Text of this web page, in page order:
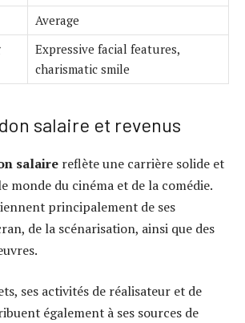
Average
Expressive facial features,
charismatic smile
salaire et revenus
salaire reflète une carrière solide et
monde du cinéma et de la comédie.
principalement de ses
de la scénarisation, ainsi que des
ses activités de réalisateur et de
également à ses sources de